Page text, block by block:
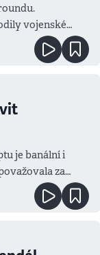
vojenské
je banální i
za